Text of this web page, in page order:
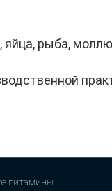
яйца, рыба,
витамины